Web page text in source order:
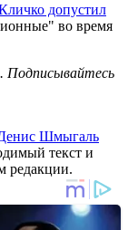
допустил
во время
Подписывайтесь
Шмыгаль
текст и
редакции.